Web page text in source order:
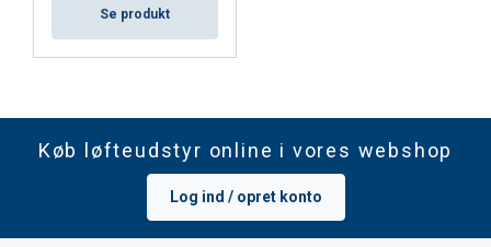
Se produkt
Køb løfteudstyr online i vores webshop
Log ind / opret konto